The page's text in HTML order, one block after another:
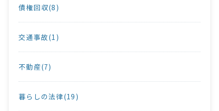
債権回収(8)
交通事故(1)
不動産(7)
暮らしの法律(19)